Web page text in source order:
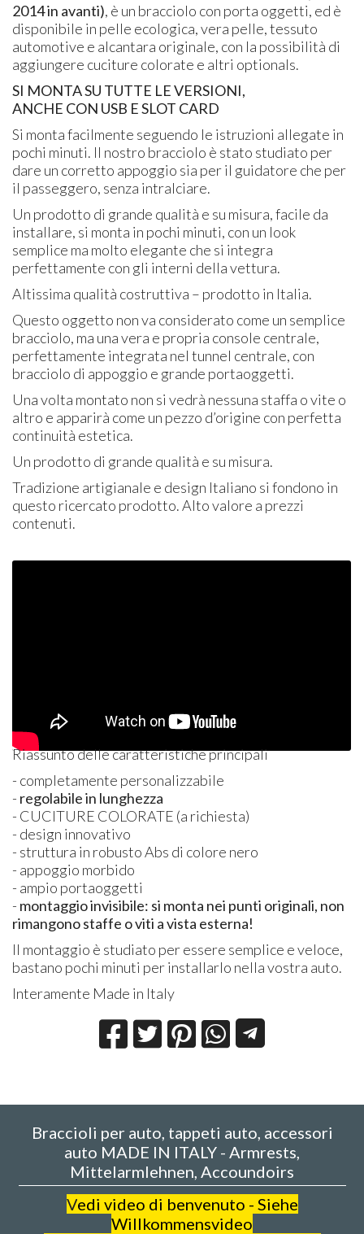
2014 in avanti), è un bracciolo con porta oggetti, ed è
disponibile in pelle ecologica, vera pelle, tessuto
automotive e alcantara originale, con la possibilità di
aggiungere cuciture colorate e altri optionals.
SI MONTA SU TUTTE LE VERSIONI,
ANCHE CON USB E SLOT CARD
Si monta facilmente seguendo le istruzioni allegate in
pochi minuti. Il nostro bracciolo è stato studiato per
dare un corretto appoggio sia per il guidatore che per
il passeggero, senza intralciare.
Un prodotto di grande qualità e su misura, facile da
installare, si monta in pochi minuti, con un look
semplice ma molto elegante che si integra
perfettamente con gli interni della vettura.
Altissima qualità costruttiva – prodotto in Italia.
Questo oggetto non va considerato come un semplice
bracciolo, ma una vera e propria console centrale,
perfettamente integrata nel tunnel centrale, con
bracciolo di appoggio e grande portaoggetti.
Una volta montato non si vedrà nessuna staffa o vite o
altro e apparirà come un pezzo d’origine con perfetta
continuità estetica.
Un prodotto di grande qualità e su misura.
Tradizione artigianale e design Italiano si fondono in
questo ricercato prodotto. Alto valore a prezzi
contenuti.
Riassunto delle caratteristiche principali
- completamente personalizzabile
- regolabile in lunghezza
- CUCITURE COLORATE (a richiesta)
- design innovativo
- struttura in robusto Abs di colore nero
- appoggio morbido
- ampio portaoggetti
- montaggio invisibile: si monta nei punti originali, non
rimangono staffe o viti a vista esterna!
Il montaggio è studiato per essere semplice e veloce,
bastano pochi minuti per installarlo nella vostra auto.
Interamente Made in Italy
Braccioli per auto, tappeti auto, accessori
auto MADE IN ITALY - Armrests,
Mittelarmlehnen, Accoundoirs
Vedi video di benvenuto - Siehe
Willkommensvideo